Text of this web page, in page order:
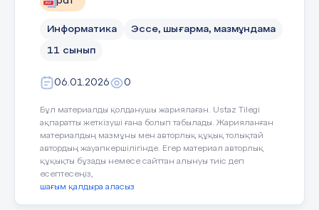
программасына кіріп регистрация жасайсыз 
3. Бағдарламада сізге әр түрлі форматта
тапсырма орындауыңыз қажет.  4. Suno
бағдарламасы- Create- Lyrics- Styles- Create 
Workspace-Download  5. Жүктеген форматта
сабағыңызға немесе бағдарламада
қолдансаңыз болады.
Информатика Эссе, шығарма, мазмұндама
11 сынып
06.01.2026 0
Бұл материалды қолданушы жариялаған. Ustaz Tilegi
ақпаратты жеткізуші ғана болып табылады. Жарияланған
материалдың мазмұны мен авторлық құқық толықтай
автордың жауапкершілігінде. Егер материал авторлық
құқықты бұзады немесе сайттан алынуы тиіс деп
есептесеңіз,
шағым қалдыра аласыз